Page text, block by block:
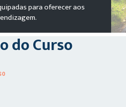
para oferecer aos
do Curso